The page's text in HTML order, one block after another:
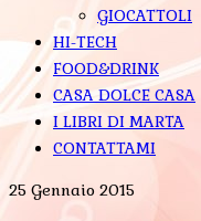
GIOCATTOLI
HI-TECH
FOOD&DRINK
CASA DOLCE CASA
I LIBRI DI MARTA
CONTATTAMI
25 Gennaio 2015